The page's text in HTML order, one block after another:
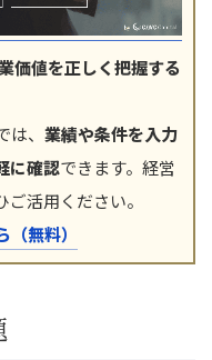
価値を正しく把握する
、 業績や条件を入力
に確認できます。経営
活用ください。
無料）